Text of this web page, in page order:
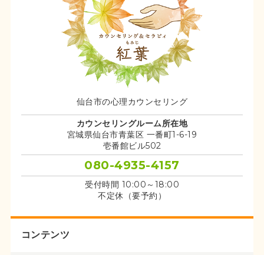
仙台市の心理カウンセリング
カウンセリングルーム所在地
宮城県仙台市青葉区 一番町1-6-19
壱番館ビル502
080-4935-4157
受付時間 10:00～18:00
不定休（要予約）
コンテンツ